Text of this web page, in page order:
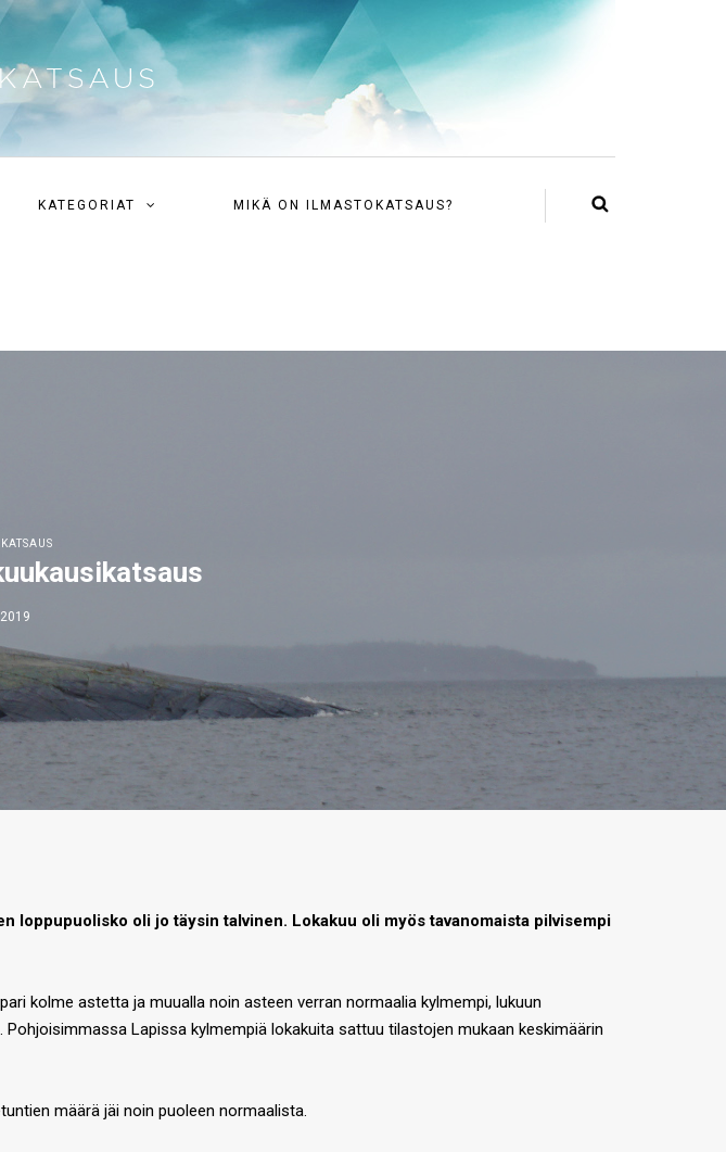
KATEGORIAT MIKÄ ON ILMASTOKATSAUS?
loppupuolisko oli jo täysin talvinen. Lokakuu oli myös tavanomaista pilvisempi
kolme astetta ja muualla noin asteen verran normaalia kylmempi, lukuun
Lapissa kylmempiä lokakuita sattuu tilastojen mukaan keskimäärin
määrä jäi noin puoleen normaalista.